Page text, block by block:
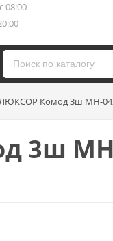
08:00—
Комод 3ш МН-
3ш